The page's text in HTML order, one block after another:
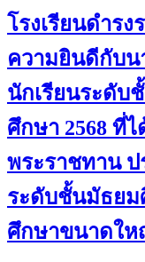
โรงเรียนดำร
ความยินดีกับน
นักเรียนระดับ
ศึกษา 2568 ที่
พระราชทาน ป
ระดับชั้นมัธย
ศึกษาขนาดให